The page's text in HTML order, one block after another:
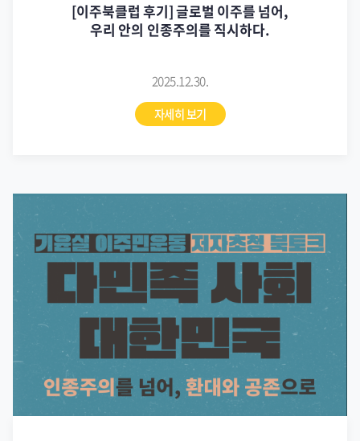
[이주북클럽 후기] 글로벌 이주를 넘어,
우리 안의 인종주의를 직시하다.
2025.12.30.
자세히 보기